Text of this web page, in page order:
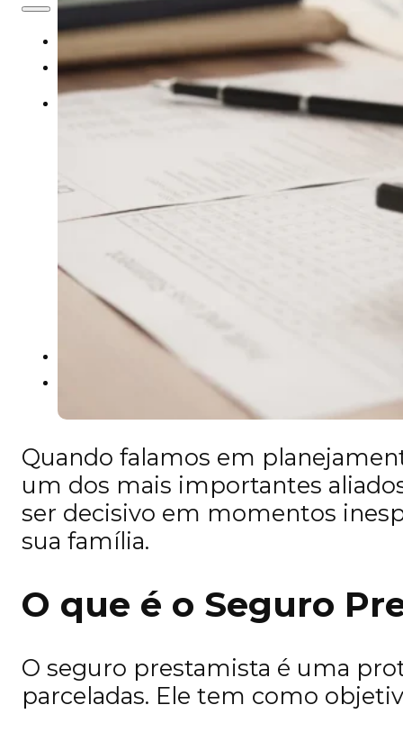
Quando falamos em
um dos mais importantes
ser decisivo em momentos
sua família.
O que é o Seguro
O seguro prestamista é uma
parceladas. Ele tem como